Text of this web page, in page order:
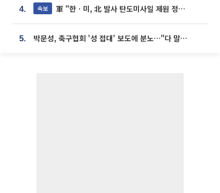
4. 속보 軍 "한ㆍ미, 北 발사 탄도미사일 제원 정밀분석 중"
5. 박문성, 축구협회 '성 접대' 보도에 분노…"다 말아먹으려고 작정했나"